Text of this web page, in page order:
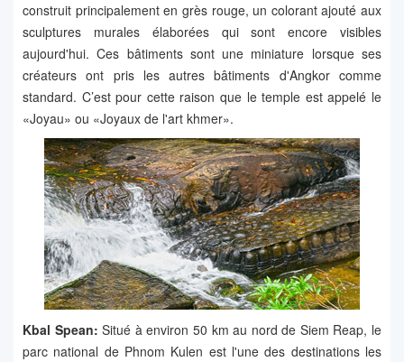
construit principalement en grès rouge, un colorant ajouté aux
sculptures murales élaborées qui sont encore visibles
aujourd'hui. Ces bâtiments sont une miniature lorsque ses
créateurs ont pris les autres bâtiments d'Angkor comme
standard. C’est pour cette raison que le temple est appelé le
«Joyau» ou «Joyaux de l'art khmer».
Kbal Spean: Situé à environ 50 km au nord de Siem Reap, le
parc national de Phnom Kulen est l'une des destinations les